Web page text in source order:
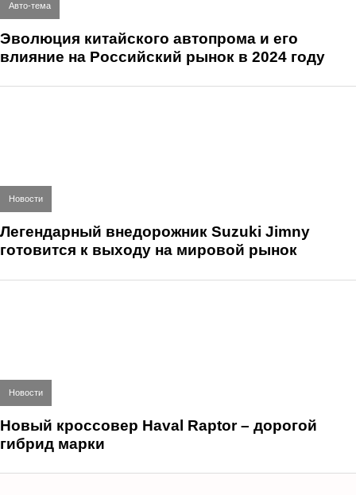
Авто-тема
Эволюция китайского автопрома и его
влияние на Российский рынок в 2024 году
Новости
Легендарный внедорожник Suzuki Jimny
готовится к выходу на мировой рынок
Новости
Новый кроссовер Haval Raptor – дорогой
гибрид марки